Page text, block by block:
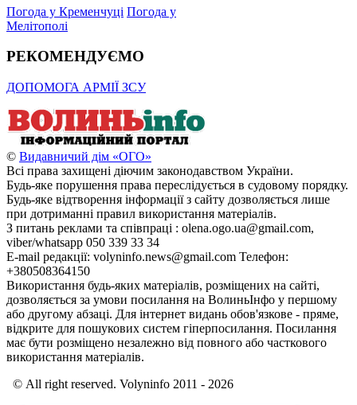
Погода у Кременчуці Погода у
Мелітополі
РЕКОМЕНДУЄМО
ДОПОМОГА АРМІЇ ЗСУ
© Видавничий дім «ОГО»
Всі права захищені діючим законодавством України.
Будь-яке порушення права переслідується в судовому порядку.
Будь-яке відтворення інформації з сайту дозволяється лише
при дотриманні правил використання матеріалів.
З питань реклами та співпраці : olena.ogo.ua@gmail.com,
viber/whatsapp 050 339 33 34
E-mail редакції: volyninfo.news@gmail.com Телефон:
+380508364150
Використання будь-яких матеріалів, розміщених на сайті,
дозволяється за умови посилання на ВолиньІнфо у першому
або другому абзаці. Для інтернет видань обов'язкове - пряме,
відкрите для пошукових систем гіперпосилання. Посилання
має бути розміщено незалежно від повного або часткового
використання матеріалів.
© All right reserved. Volyninfo 2011 - 2026